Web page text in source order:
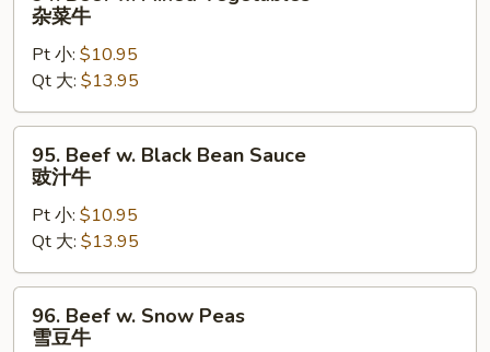
Mixed
Vegetables
杂
菜
杂菜牛
Pt 小: $10.95
Qt 大: $13.95
95.
Beef
Black
Bean
Sauce
豉
95. Beef w. Black Bean Sauce
豉汁牛
Pt 小: $10.95
Qt 大: $13.95
96.
Beef
96. Beef w. Snow Peas
雪豆牛